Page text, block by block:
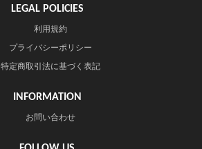
LEGAL POLICIES
利用規約
プライバシーポリシー
特定商取引法に基づく表記
INFORMATION
お問い合わせ